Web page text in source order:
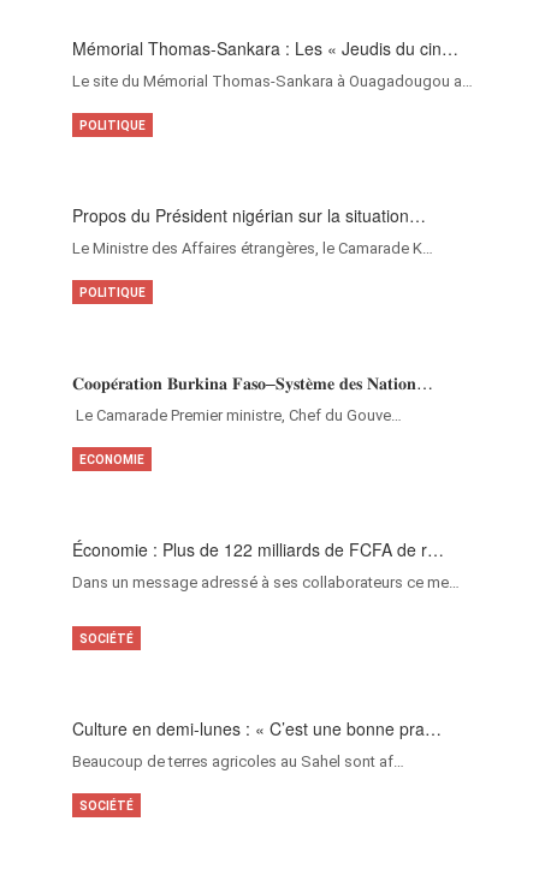
Mémorial Thomas-Sankara : Les « Jeudis du cin…
Le site du Mémorial Thomas-Sankara à Ouagadougou a…
Propos du Président nigérian sur la situation…
Le Ministre des Affaires étrangères, le Camarade K…
POLITIQUE
𝐂𝐨𝐨𝐩𝐞́𝐫𝐚𝐭𝐢𝐨𝐧 𝐁𝐮𝐫𝐤𝐢𝐧𝐚 𝐅𝐚𝐬𝐨–𝐒𝐲𝐬𝐭𝐞̀𝐦𝐞 𝐝𝐞𝐬 𝐍𝐚𝐭𝐢𝐨𝐧…
‎Le Camarade Premier ministre, Chef du Gouve…
POLITIQUE
Économie : Plus de 122 milliards de FCFA de r…
Dans un message adressé à ses collaborateurs ce me…
ECONOMIE
Culture en demi-lunes : « C’est une bonne pra…
Beaucoup de terres agricoles au Sahel sont af…
SOCIÉTÉ
SOCIÉTÉ